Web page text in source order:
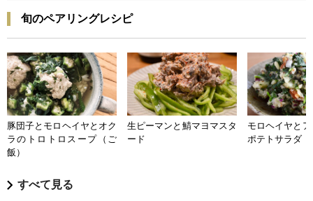
旬のペアリングレシピ
豚団子とモロヘイヤとオク
ラのトロトロスープ（ご
飯）
生ピーマンと鯖マヨマスタ
ード
モロヘイヤと
ポテトサラダ
すべて見る